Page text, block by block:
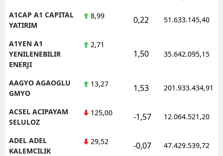
Elazığ
Erzurum
Eskişehir
A1CAP A1 CAPITAL
YATIRIM
8,99 0,22 51.633.145,40
A1YEN A1
YENILENEBILIR
ENERJI
2,71
1,50 35.642.095,15
AAGYO AGAOGLU
GMYO
13,27 1,53 201.933.434,91
ACSEL ACIPAYAM
SELULOZ
125,00 -1,57 12.064.521,20
ADEL ADEL
KALEMCILIK
29,52 -0,07 47.429.539,72